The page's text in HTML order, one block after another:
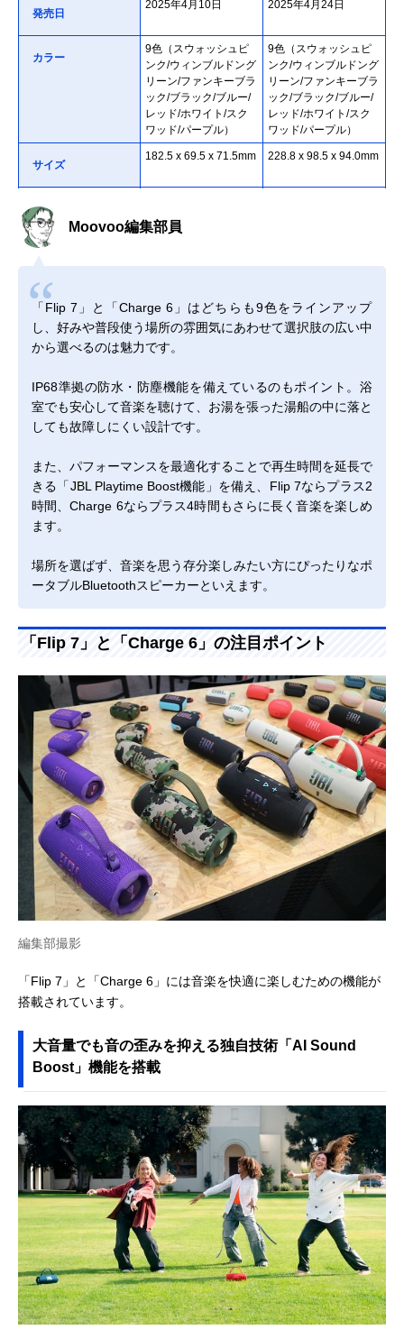
発売日
2025年4月10日 2025年4月24日
カラー
9色（スウォッシュピ
ンク/ウィンブルドング
リーン/ファンキーブラ
ック/ブラック/ブルー/
レッド/ホワイト/スク
ワッド/パープル）
9色（スウォッシュピ
ンク/ウィンブルドング
リーン/ファンキーブラ
ック/ブラック/ブルー/
レッド/ホワイト/スク
ワッド/パープル）
サイズ
182.5 x 69.5 x 71.5mm 228.8 x 98.5 x 94.0mm
重さ
防水・防塵機能
連続再生時間
約14時間再生
（Playtime Boostで2時
※音量および再生コン
テンツによって異なる
約24時間再生
※音量および再生コン
テンツによって異なる
対応プロファイル
A2DP 1.4、AVRCP 1.6
オーディオ入力
Bluetooth、USB-
C(PCM 48kHz/24bit ま
で)
Bluetooth、USB-
C(PCM 48kHz/24bit ま
で)
対応コーデック
出力
最大25W（ウーファ
ー）
最大30W（ウーファ
スピーカー構成
長円形ウーファー（45
ツイーター（16mm）
x1
パッシブラジエーター
x2
長円形ウーファー（53
ツイーター（20mm）
x1
パッシブラジエーター
x2
周波数特性
60Hz – 20kHz 56Hz – 20kHz
バッテリー
リチウムイオン
17.28Wh
（3.6V／4800mAh相
当）
リチウムイオン 34Wh
（7.2V／4722mAh相
当）
ワイヤレスステレ
オ再生
対応 対応
Auracast
AI Sound Boost機
能
搭載 搭載
JBL PORTABLE
アプリ
対応 対応
付属品
トストラップ ｘ1
※USBケーブルなし
※USBケーブルなし
Moovoo編集部員
「Flip 7」と「Charge 6」はどちらも9色をラインアップ
し、好みや普段使う場所の雰囲気にあわせて選択肢の広い中
から選べるのは魅力です。
IP68準拠の防水・防塵機能を備えているのもポイント。浴
室でも安心して音楽を聴けて、お湯を張った湯船の中に落と
しても故障しにくい設計です。
また、パフォーマンスを最適化することで再生時間を延長で
きる「JBL Playtime Boost機能」を備え、Flip 7ならプラス2
時間、Charge 6ならプラス4時間もさらに長く音楽を楽しめ
ます。
場所を選ばず、音楽を思う存分楽しみたい方にぴったりなポ
ータブルBluetoothスピーカーといえます。
「Flip 7」と「Charge 6」の注目ポイント
編集部撮影
「Flip 7」と「Charge 6」には音楽を快適に楽しむための機能が
搭載されています。
大音量でも音の歪みを抑える独自技術「AI Sound
Boost」機能を搭載